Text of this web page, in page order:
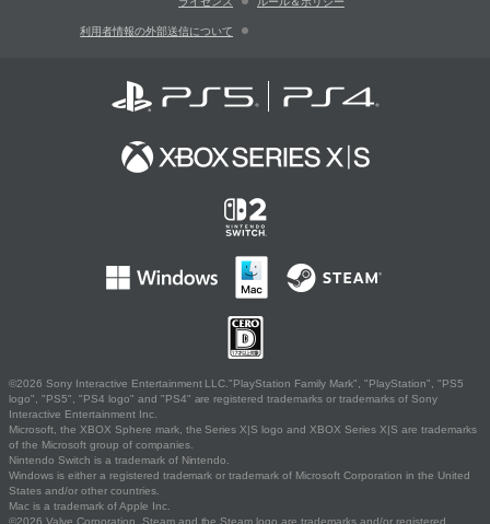
利用者情報の外部送信について
©2026 Sony Interactive Entertainment LLC."PlayStation Family Mark", "PlayStation", "PS5
logo", "PS5", "PS4 logo" and "PS4" are registered trademarks or trademarks of Sony
Interactive Entertainment Inc.
Microsoft, the XBOX Sphere mark, the Series X|S logo and XBOX Series X|S are trademarks
of the Microsoft group of companies.
Nintendo Switch is a trademark of Nintendo.
Windows is either a registered trademark or trademark of Microsoft Corporation in the United
States and/or other countries.
Mac is a trademark of Apple Inc.
©2026 Valve Corporation. Steam and the Steam logo are trademarks and/or registered